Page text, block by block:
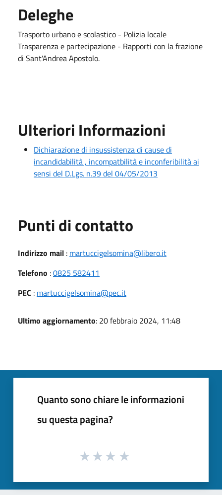
Deleghe
Trasporto urbano e scolastico - Polizia locale
Trasparenza e partecipazione - Rapporti con la frazione
di Sant'Andrea Apostolo.
Ulteriori Informazioni
Dichiarazione di insussistenza di cause di
incandidabilità , incompatbilità e inconferibilità ai
sensi del D.Lgs. n.39 del 04/05/2013
Punti di contatto
Indirizzo mail : martuccigelsomina@libero.it
Telefono :0825 582411
PEC : martuccigelsomina@pec.it
Ultimo aggiornamento: 20 febbraio 2024, 11:48
Quanto sono chiare le informazioni
su questa pagina?